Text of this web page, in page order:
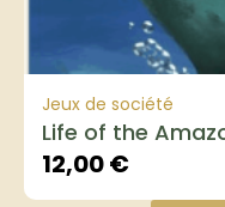
Jeux de société
Life of the
12,00€